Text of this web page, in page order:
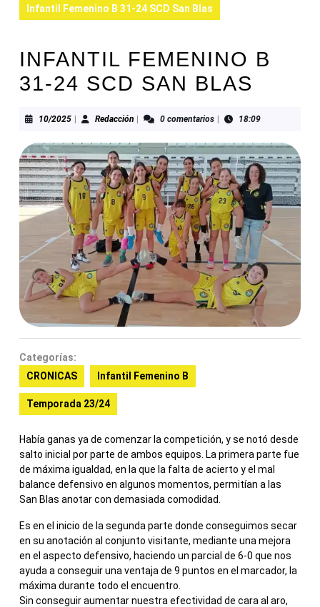
Infantil Femenino B 31-24 SCD San Blas
INFANTIL FEMENINO B
31-24 SCD SAN BLAS
10/202510/2025RedacciónRedacción0 comentarios 18:09
Categorías:
CRONICAS
Infantil Femenino B
Temporada 23/24
Había ganas ya de comenzar la competición, y se notó desde
salto inicial por parte de ambos equipos. La primera parte fue
de máxima igualdad, en la que la falta de acierto y el mal
balance defensivo en algunos momentos, permitían a las
San Blas anotar con demasiada comodidad.
Es en el inicio de la segunda parte donde conseguimos secar
en su anotación al conjunto visitante, mediante una mejora
en el aspecto defensivo, haciendo un parcial de 6-0 que nos
ayuda a conseguir una ventaja de 9 puntos en el marcador, la
máxima durante todo el encuentro.
Sin conseguir aumentar nuestra efectividad de cara al aro,